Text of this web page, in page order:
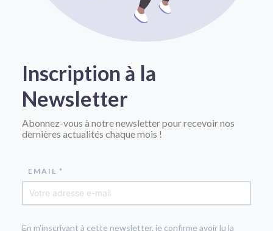
Inscription à la
Newsletter
Abonnez-vous à notre newsletter pour recevoir nos
dernières actualités chaque mois !
EMAIL *
En m'inscrivant à cette newsletter, je confirme avoir lu la